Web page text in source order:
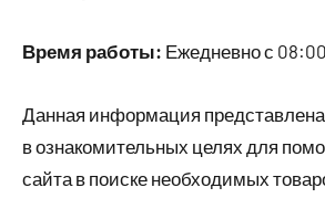
Время работы: Ежедневно с
Данная информация
в ознакомительных целях для
сайта в поиске необходимых